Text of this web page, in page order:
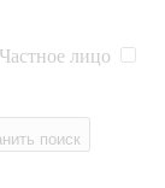
Частное лицо
поиск